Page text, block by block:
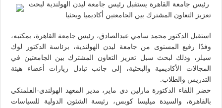
رئيس جامعة القاهرة يستقبل رئيس جامعة ليدن الهولندية لبحث
تعزيز التعاون المشترك بين الجامعتين أكاديميا وبحثيا
استقبل الدكتور محمد سامي عبدالصادق، رئيس جامعة القاهرة، بمكتبه،
وفدًا رفيع المستوى من جامعة ليدن الهولندية، برئاسة الدكتور لوك
سيلز، وذلك لبحث سبل تعزيز التعاون المشترك بين الجامعتين في
المجالات الأكاديمية والبحثية، إلى جانب تبادل زيارات أعضاء هيئة
التدريس والطلاب.
حضر اللقاء الدكتورة مارلين دي ماير، مدير المعهد الهولندي-الفلمنكي
بالقاهرة، والسيدة ميليسا كوبس، رئيسة الشئون الدولية للسياسات